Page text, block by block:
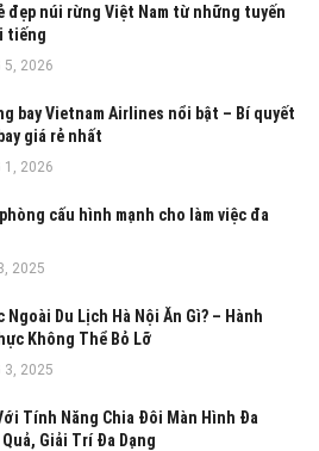
đẹp núi rừng Việt Nam từ những tuyến
tiếng
5, 2026
bay Vietnam Airlines nổi bật – Bí quyết
giá rẻ nhất
1, 2026
cấu hình mạnh cho làm việc đa
2025
Ngoài Du Lịch Hà Nội Ăn Gì? – Hành
Không Thể Bỏ Lỡ
3, 2025
Tính Năng Chia Đôi Màn Hình Đa
Quả, Giải Trí Đa Dạng